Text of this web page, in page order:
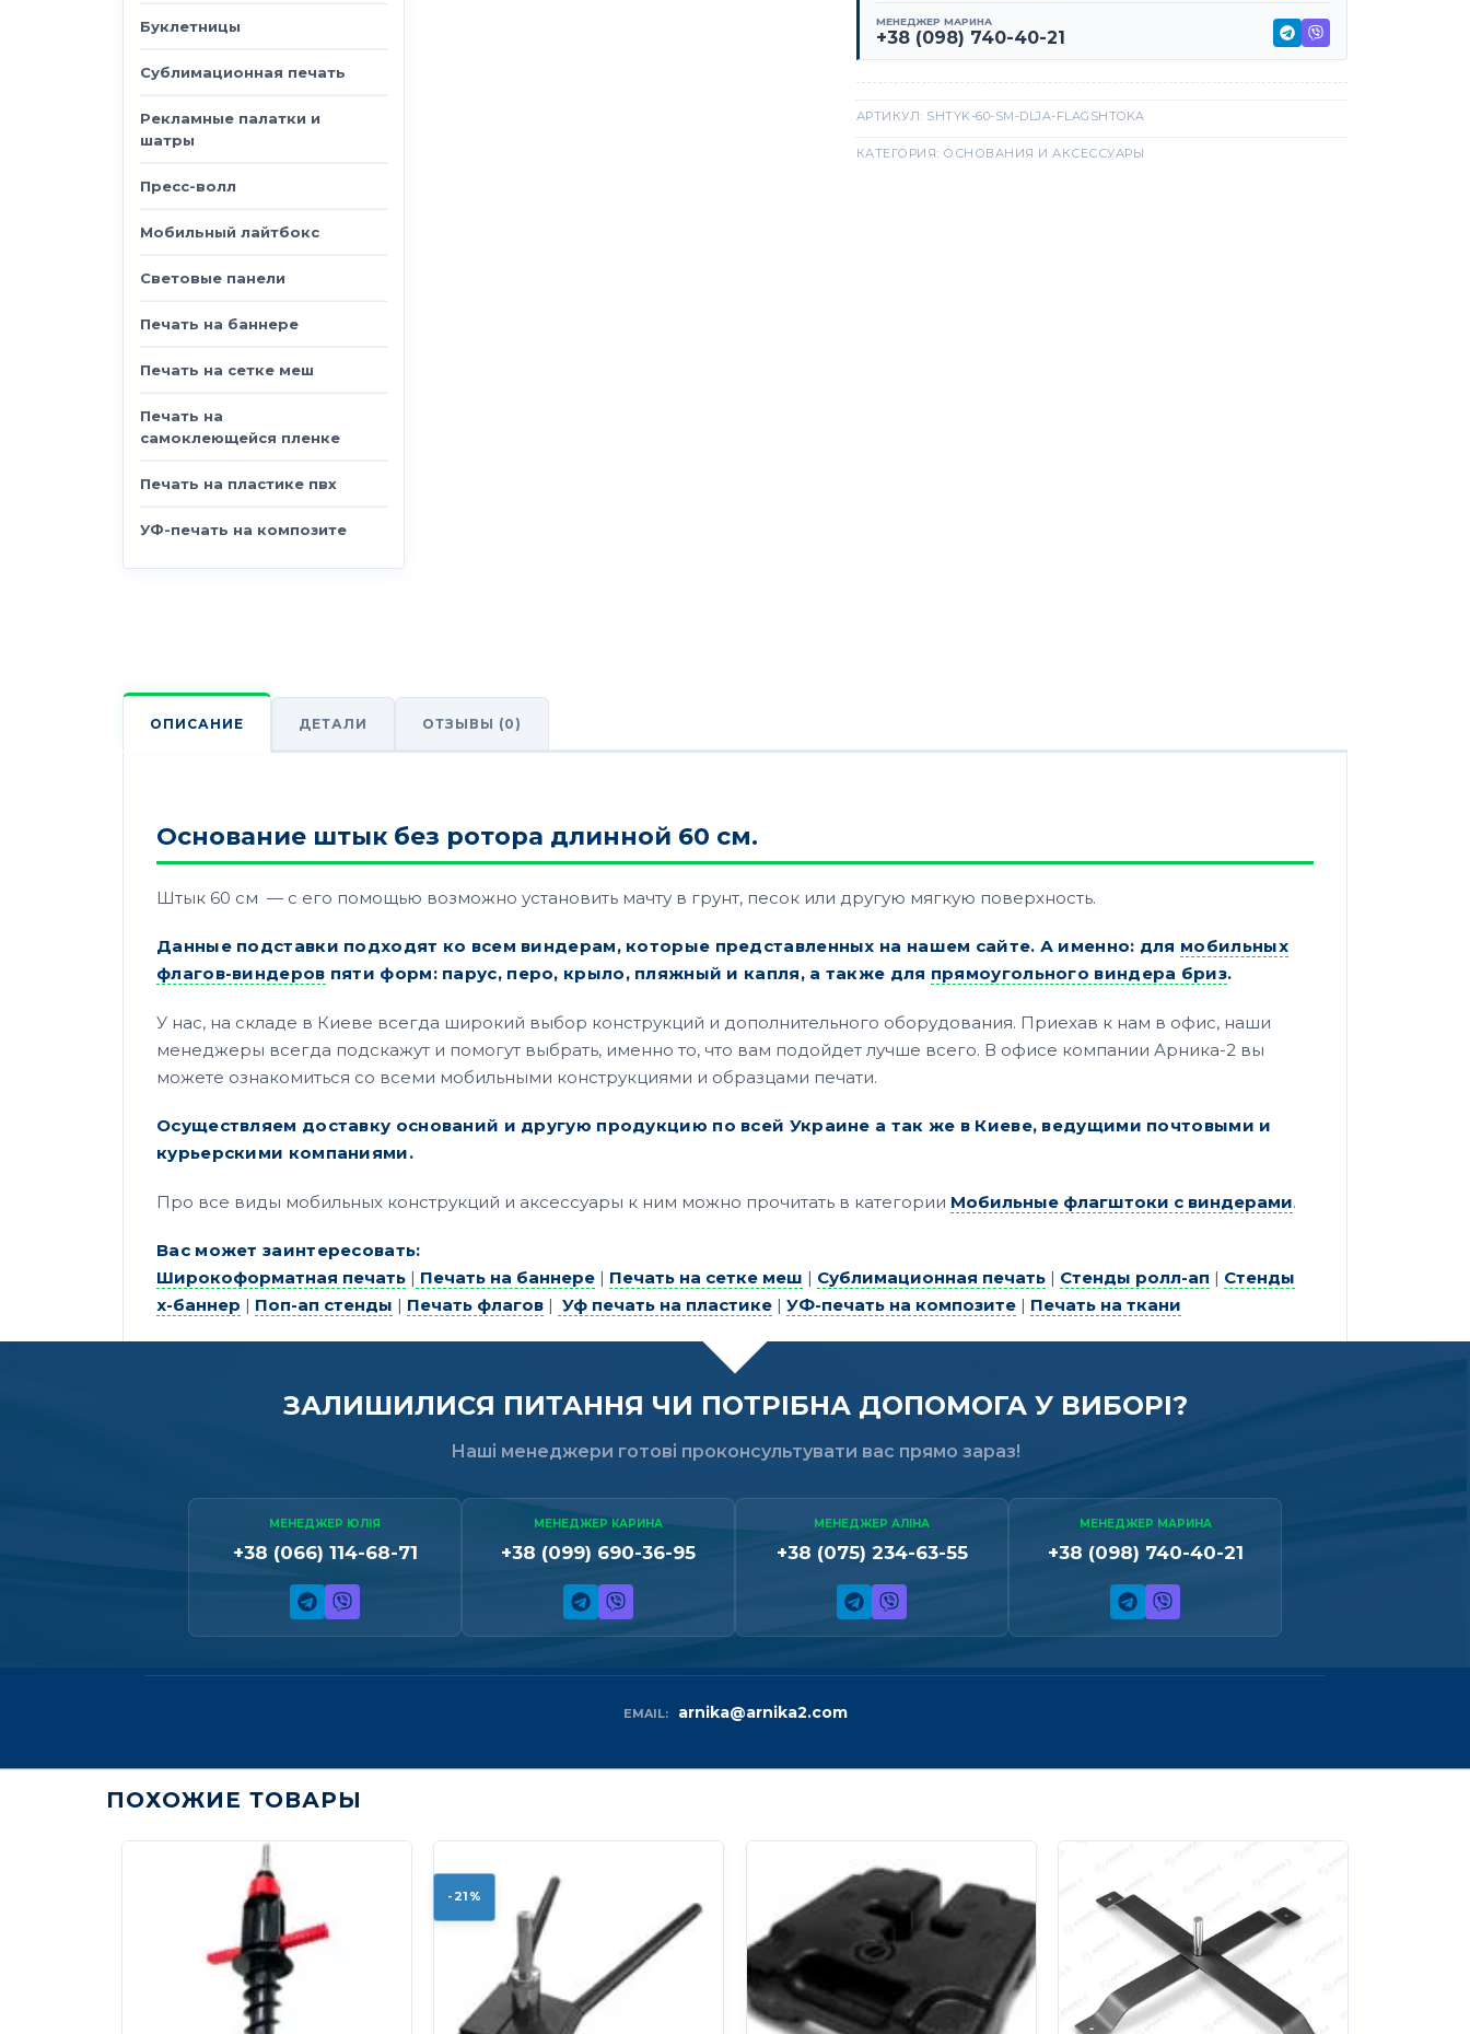
Буклетницы
Сублимационная печать
Рекламные палатки и
шатры
Пресс-волл
Мобильный лайтбокс
Световые панели
Печать на баннере
Печать на сетке меш
Печать на
самоклеющейся пленке
Печать на пластике пвх
УФ-печать на композите
МЕНЕДЖЕР МАРИНА
+38 (098) 740-40-21
АРТИКУЛ: SHTYK-60-SM-DLJA-FLAGSHTOKA
КАТЕГОРИЯ: ОСНОВАНИЯ И АКСЕССУАРЫ
ОПИСАНИЕ ДЕТАЛИ ОТЗЫВЫ (0)
Основание штык без ротора длинной 60 см.
Штык 60 см — с его помощью возможно установить мачту в грунт, песок или другую мягкую поверхность.
Данные подставки подходят ко всем виндерам, которые представленных на нашем сайте. А именно: для мобильных
флагов-виндеров пяти форм: парус, перо, крыло, пляжный и капля, а также для прямоугольного виндера бриз.
У нас, на складе в Киеве всегда широкий выбор конструкций и дополнительного оборудования. Приехав к нам в офис, наши
менеджеры всегда подскажут и помогут выбрать, именно то, что вам подойдет лучше всего. В офисе компании Арника-2 вы
можете ознакомиться со всеми мобильными конструкциями и образцами печати.
Осуществляем доставку оснований и другую продукцию по всей Украине а так же в Киеве, ведущими почтовыми и
курьерскими компаниями.
Про все виды мобильных конструкций и аксессуары к ним можно прочитать в категории Мобильные флагштоки с виндерами.
Вас может заинтересовать:
Широкоформатная печать | Печать на баннере | Печать на сетке меш | Сублимационная печать | Стенды ролл-ап | Стенды
х-баннер | Поп-ап стенды | Печать флагов | Уф печать на пластике | УФ-печать на композите | Печать на ткани
ЗАЛИШИЛИСЯ ПИТАННЯ ЧИ ПОТРІБНА ДОПОМОГА У ВИБОРІ?
Наші менеджери готові проконсультувати вас прямо зараз!
МЕНЕДЖЕР ЮЛІЯ
+38 (066) 114-68-71
МЕНЕДЖЕР КАРИНА
+38 (099) 690-36-95
МЕНЕДЖЕР АЛІНА
+38 (075) 234-63-55
МЕНЕДЖЕР МАРИНА
+38 (098) 740-40-21
EMAIL: arnika@arnika2.com
ПОХОЖИЕ ТОВАРЫ
-21%